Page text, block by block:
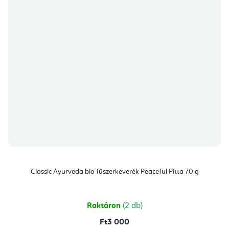
Classic Ayurveda bio fűszerkeverék Peaceful Pitta 70 g
Raktáron (2 db)
Ft3 000